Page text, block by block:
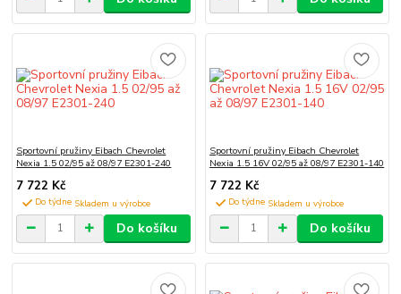
Sportovní pružiny Eibach Chevrolet
Nexia 1.5 02/95 až 08/97 E2301-240
7 722 Kč
Do týdne
Do košíku
Sportovní pružiny Eibach Chevrolet
Nexia 1.5 16V 02/95 až 08/97 E2301-140
7 722 Kč
Do týdne
Do košíku